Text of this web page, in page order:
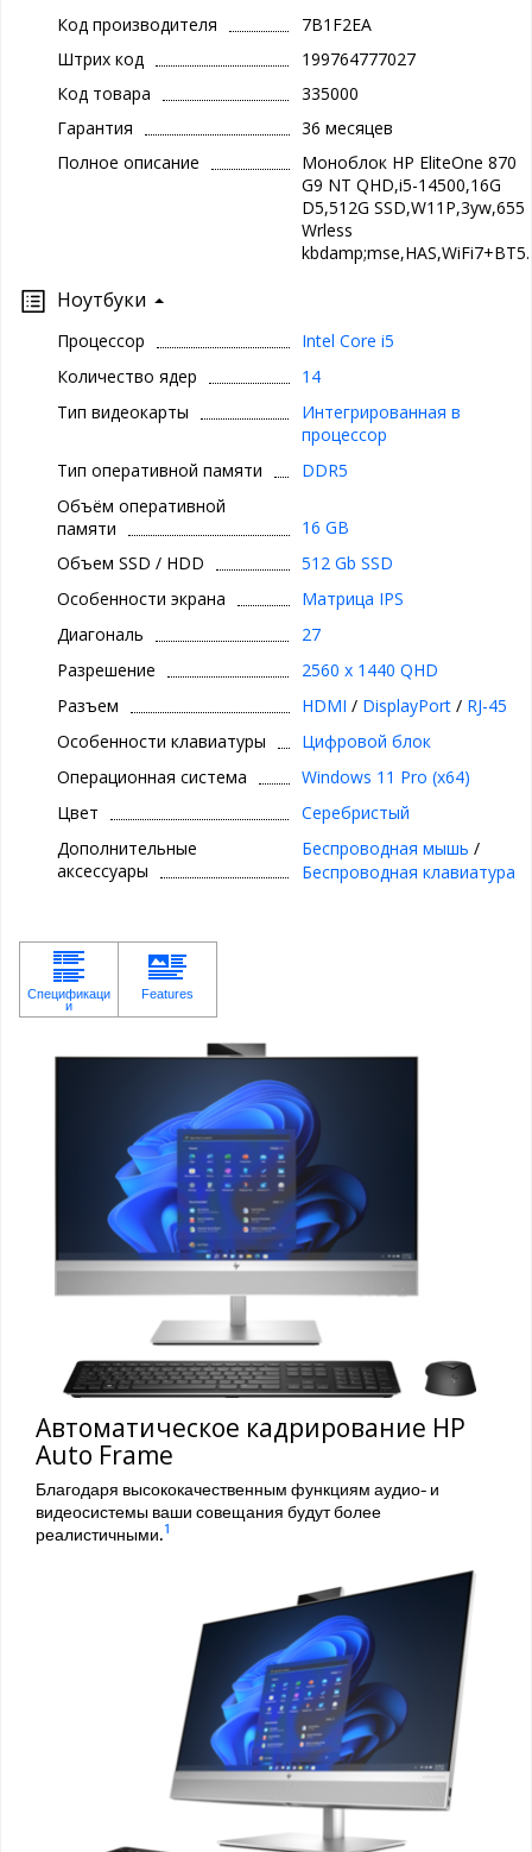
Код производителя
7B1F2EA
Штрих код
199764777027
Код товара
335000
Гарантия
36 месяцев
Полное описание
Моноблок HP EliteOne 870
G9 NT QHD,i5-14500,16G
D5,512G SSD,W11P,3yw,655
Wrless
Ноутбуки
Процессор
Intel Core i5
Количество ядер
14
Тип видеокарты
Интегрированная в
процессор
Тип оперативной памяти
DDR5
Объём оперативной
памяти
16 GB
Объем SSD / HDD
512 Gb SSD
Особенности экрана
Матрица IPS
Диагональ
27
Разрешение
2560 x 1440 QHD
Разъем
HDMI / DisplayPort/ RJ-45
Особенности клавиатуры
Цифровой блок
Операционная система
Windows 11 Pro (x64)
Цвет
Серебристый
Дополнительные
аксессуары
Беспроводная мышь /
Беспроводная клавиатура
Автоматическое кадрирование HP
Auto Frame
Благодаря высококачественным функциям аудио- и
видеосистемы ваши совещания будут более
реалистичными.1